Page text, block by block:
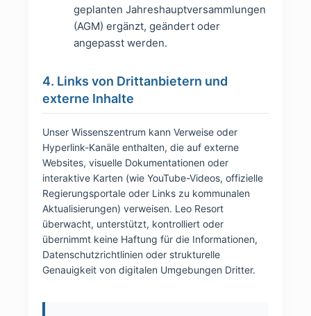
geplanten Jahreshauptversammlungen
(AGM) ergänzt, geändert oder
angepasst werden.
4. Links von Drittanbietern und
externe Inhalte
Unser Wissenszentrum kann Verweise oder
Hyperlink-Kanäle enthalten, die auf externe
Websites, visuelle Dokumentationen oder
interaktive Karten (wie YouTube-Videos, offizielle
Regierungsportale oder Links zu kommunalen
Aktualisierungen) verweisen. Leo Resort
überwacht, unterstützt, kontrolliert oder
übernimmt keine Haftung für die Informationen,
Datenschutzrichtlinien oder strukturelle
Genauigkeit von digitalen Umgebungen Dritter.